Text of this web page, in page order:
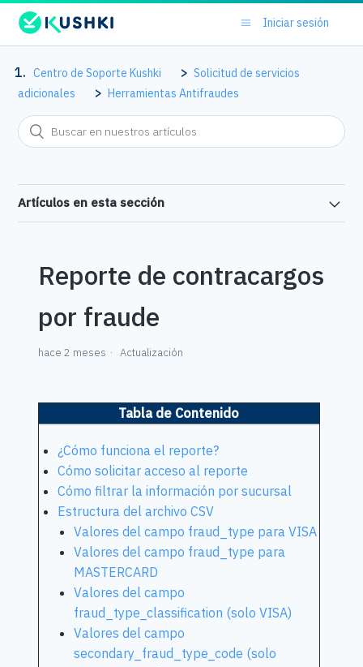
Iniciar sesión
Centro de Soporte Kushki
Solicitud de servicios
adicionales
Herramientas Antifraudes
Artículos en esta sección
Reporte de contracargos
por fraude
hace 2 meses Actualización
Tabla de Contenido
¿Cómo funciona el reporte?
Cómo solicitar acceso al reporte
Cómo filtrar la información por sucursal
Estructura del archivo CSV
Valores del campo fraud_type para VISA
Valores del campo fraud_type para
MASTERCARD
Valores del campo
fraud_type_classification (solo VISA)
Valores del campo
secondary_fraud_type_code (solo